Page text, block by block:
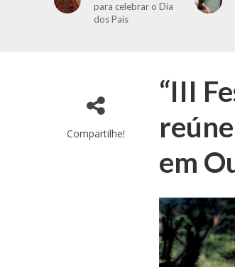
para celebrar o Dia
dos Pais
Compartilhe!
“III
em